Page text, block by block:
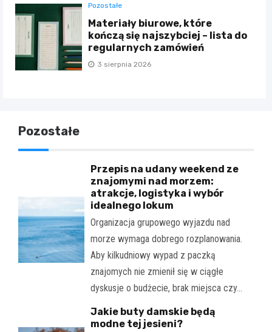
Pozostałe
Materiały biurowe, które
kończą się najszybciej – lista do
regularnych zamówień
3 sierpnia 2026
Pozostałe
Przepis na udany weekend ze
znajomymi nad morzem:
atrakcje, logistyka i wybór
idealnego lokum
Organizacja grupowego wyjazdu nad
morze wymaga dobrego rozplanowania.
Aby kilkudniowy wypad z paczką
znajomych nie zmienił się w ciągłe
dyskusje o budżecie, brak miejsca czy…
Jakie buty damskie będą
modne tej jesieni?